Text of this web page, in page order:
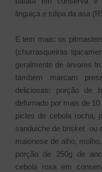
linguiça e tulipa da asa
E tem mais: os
(churrasqueiras
geralmente de árvores
também marcam
deliciosas: porção de
defumado por mais de
picles de cebola rocha,
sanduíche de brisket ou
maionese de alho,
porção de 250g de
cebola roxa em